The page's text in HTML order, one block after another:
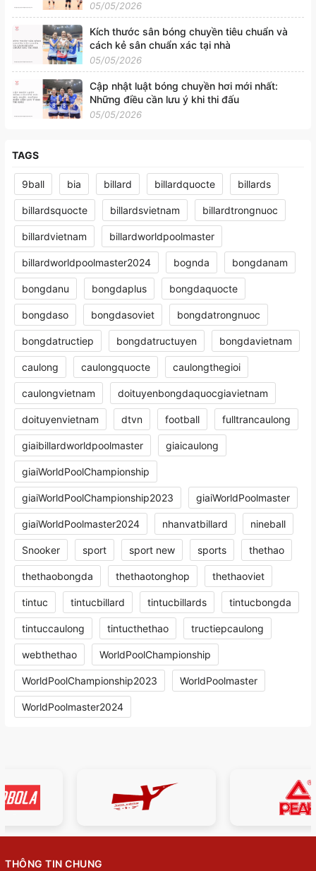
05/05/2026
Kích thước sân bóng chuyền tiêu chuẩn và
cách kẻ sân chuẩn xác tại nhà
05/05/2026
Cập nhật luật bóng chuyền hơi mới nhất:
Những điều cần lưu ý khi thi đấu
05/05/2026
TAGS
9ball bia billard billardquocte billards
billardsquocte billardsvietnam billardtrongnuoc
billardvietnam billardworldpoolmaster
billardworldpoolmaster2024 bognda bongdanam
bongdanu bongdaplus bongdaquocte
bongdaso bongdasoviet bongdatrongnuoc
bongdatructiep bongdatructuyen bongdavietnam
caulong caulongquocte caulongthegioi
caulongvietnam doituyenbongdaquocgiavietnam
doituyenvietnam dtvn football fulltrancaulong
giaibillardworldpoolmaster giaicaulong
giaiWorldPoolChampionship
giaiWorldPoolChampionship2023 giaiWorldPoolmaster
giaiWorldPoolmaster2024 nhanvatbillard nineball
Snooker sport sport new sports thethao
thethaobongda thethaotonghop thethaoviet
tintuc tintucbillard tintucbillards tintucbongda
tintuccaulong tintucthethao tructiepcaulong
webthethao WorldPoolChampionship
WorldPoolChampionship2023 WorldPoolmaster
WorldPoolmaster2024
THÔNG TIN CHUNG